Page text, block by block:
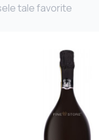
tale favorite